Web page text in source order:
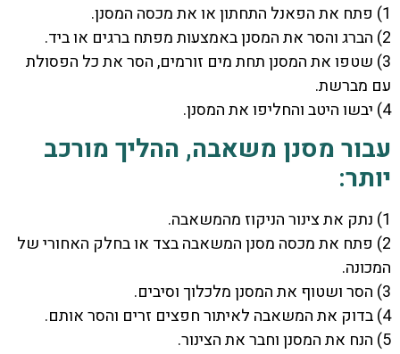
1) פתח את הפאנל התחתון או את מכסה המסנן.
2) הברג והסר את המסנן באמצעות מפתח ברגים או ביד.
3) שטפו את המסנן תחת מים זורמים, הסר את כל הפסולת
עם מברשת.
4) יבשו היטב והחליפו את המסנן.
עבור מסנן משאבה, ההליך מורכב
יותר:
1) נתק את צינור הניקוז מהמשאבה.
2) פתח את מכסה מסנן המשאבה בצד או בחלק האחורי של
המכונה.
3) הסר ושטוף את המסנן מלכלוך וסיבים.
4) בדוק את המשאבה לאיתור חפצים זרים והסר אותם.
5) הנח את המסנן וחבר את הצינור.